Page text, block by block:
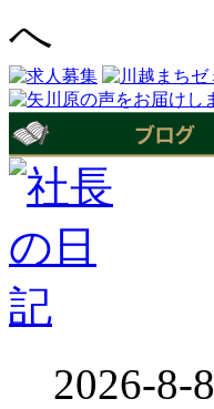
へ
2026-8-8